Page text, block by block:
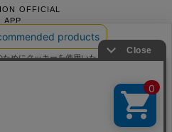
OFFICIAL
APP
特定商取引法に基づく通販の表記
めにクッキーを使用いたします。ボタン
クッキーを通じて収集する情報には「お客
クッキーポリシ